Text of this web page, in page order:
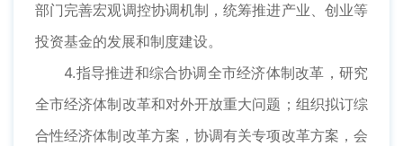
部门完善宏观调控协调机制，统筹推进产业、创业等
投资基金的发展和制度建设。
4.指导推进和综合协调全市经济体制改革，研究
全市经济体制改革和对外开放重大问题；组织拟订综
合性经济体制改革方案，协调有关专项改革方案，会